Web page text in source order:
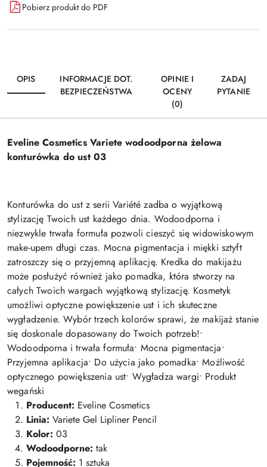
Pobierz produkt do PDF
OPIS
INFORMACJE DOT.
BEZPIECZEŃSTWA
OPINIE I
OCENY
(0)
ZADAJ
PYTANIE
Eveline Cosmetics Variete wodoodporna żelowa
konturówka do ust 03
Konturówka do ust z serii Variété zadba o wyjątkową
stylizację Twoich ust każdego dnia. Wodoodporna i
niezwykle trwała formuła pozwoli cieszyć się widowiskowym
make-upem długi czas. Mocna pigmentacja i miękki sztyft
zatroszczy się o przyjemną aplikację. Kredka do makijażu
może posłużyć również jako pomadka, która stworzy na
całych Twoich wargach wyjątkową stylizację. Kosmetyk
umożliwi optyczne powiększenie ust i ich skuteczne
wygładzenie. Wybór trzech kolorów sprawi, że makijaż stanie
się doskonale dopasowany do Twoich potrzeb!•
Wodoodporna i trwała formuła• Mocna pigmentacja•
Przyjemna aplikacja• Do użycia jako pomadka• Możliwość
optycznego powiększenia ust• Wygładza wargi• Produkt
wegański
Producent: Eveline Cosmetics
Linia: Variete Gel Lipliner Pencil
Kolor: 03
Wodoodporne: tak
Pojemność: 1 sztuka